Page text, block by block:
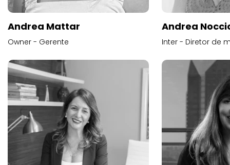
Andrea Mattar
Owner - Gerente
Andrea
Inter - Diretor de